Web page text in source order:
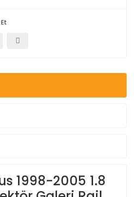
1998-2005 1.8